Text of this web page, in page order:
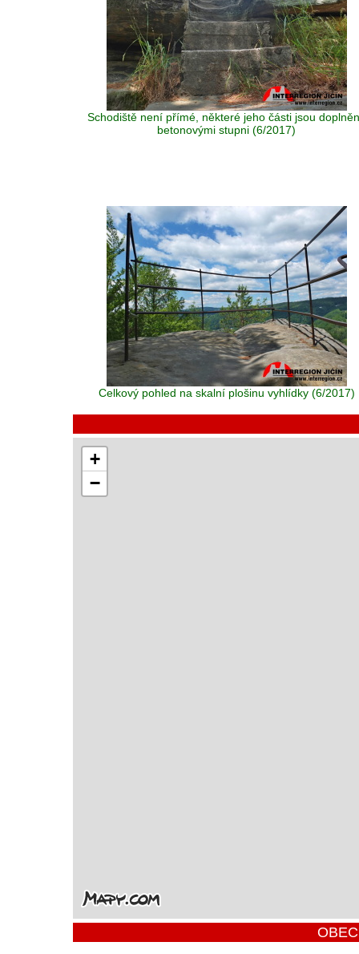
Schodiště není přímé, některé jeho části jsou
betonovými stupni (6/2017)
Celkový pohled na skalní plošinu vyhlídky (6/2017)
+
−